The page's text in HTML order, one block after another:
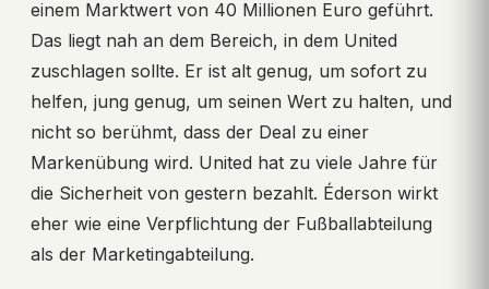
einem Marktwert von 40 Millionen Euro geführt.
Das liegt nah an dem Bereich, in dem United
zuschlagen sollte. Er ist alt genug, um sofort zu
helfen, jung genug, um seinen Wert zu halten, und
nicht so berühmt, dass der Deal zu einer
Markenübung wird. United hat zu viele Jahre für
die Sicherheit von gestern bezahlt. Éderson wirkt
eher wie eine Verpflichtung der Fußballabteilung
als der Marketingabteilung.